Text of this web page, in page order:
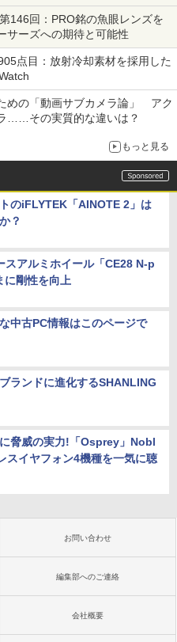
146回：PRO銘の魚眼レンズを
サーズへの期待と可能性
点目：放射冷却素材を採用した
めの「動画サブカメラ論」 アク
……その実質的な違いは？
もっと見る
のiFLYTEK「AINOTE 2」は
？
スアルミホイール「CE28 N-p
に剛性を向上
中古PC情報はこのページで
ランドに進化するSHANLING
脅威の実力!「Osprey」Nobl
スイヤフォン4機種を一気に聴
お問い合わせ
編集部へのご連絡
会社概要